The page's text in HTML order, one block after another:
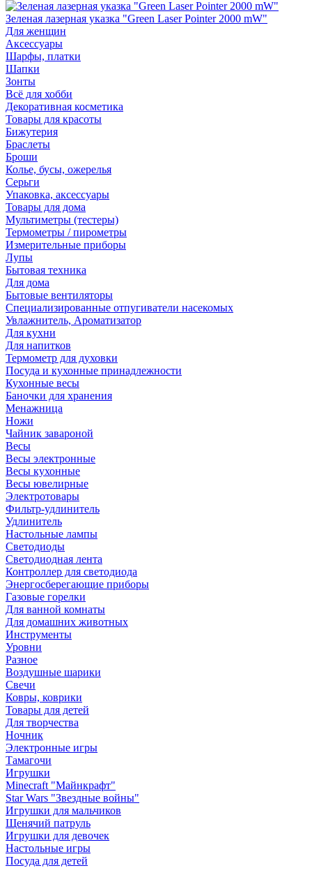
Зеленая лазерная указка "Green Laser Pointer 2000 mW"
Для женщин
Аксессуары
Шарфы, платки
Шапки
Зонты
Всё для хобби
Декоративная косметика
Товары для красоты
Бижутерия
Браслеты
Броши
Колье, бусы, ожерелья
Серьги
Упаковка, аксессуары
Товары для дома
Мультиметры (тестеры)
Термометры / пирометры
Измерительные приборы
Лупы
Бытовая техника
Для дома
Бытовые вентиляторы
Специализированные отпугиватели насекомых
Увлажнитель, Ароматизатор
Для кухни
Для напитков
Термометр для духовки
Посуда и кухонные принадлежности
Кухонные весы
Баночки для хранения
Менажница
Ножи
Чайник завароной
Весы
Весы электронные
Весы кухонные
Весы ювелирные
Электротовары
Фильтр-удлинитель
Удлинитель
Настольные лампы
Светодиоды
Светодиодная лента
Контроллер для светодиода
Энергосберегающие приборы
Газовые горелки
Для ванной комнаты
Для домашних животных
Инструменты
Уровни
Разное
Воздушные шарики
Свечи
Ковры, коврики
Товары для детей
Для творчества
Ночник
Электронные игры
Тамагочи
Игрушки
Minecraft "Майнкрафт"
Star Wars "Звездные войны"
Игрушки для мальчиков
Щенячий патруль
Игрушки для девочек
Настольные игры
Посуда для детей